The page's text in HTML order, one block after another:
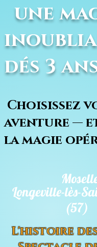
une
dés 3
Choisissez
aventure —
la magie
Longeville-lès-
(57)
L'histoire